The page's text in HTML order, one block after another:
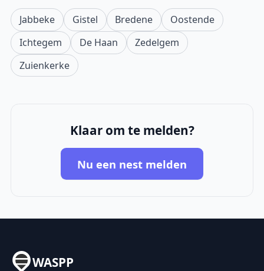
Jabbeke Gistel Bredene
Oostende
Ichtegem
De Haan
Zedelgem
Zuienkerke
Klaar om te melden?
Nu een nest melden
WASPP